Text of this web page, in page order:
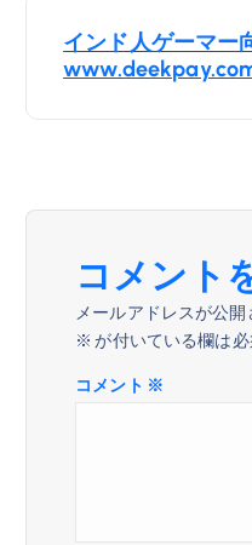
ビインド人ゲーマー
コメント
メールアドレスが公
※ が付いている欄は
コメント ※